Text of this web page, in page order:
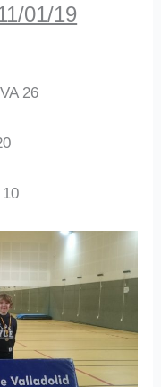
01/19
26